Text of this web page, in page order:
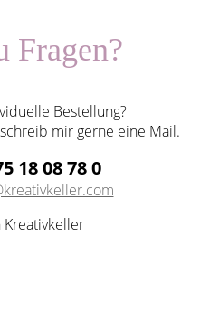
Fragen?
Bestellung?
mir gerne eine Mail.
18 08 78 0
Kreativkeller